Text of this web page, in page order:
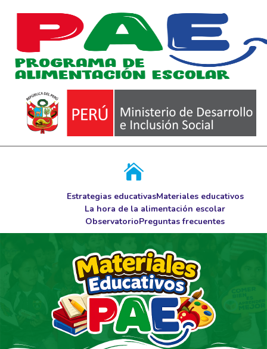
Estrategias educativasMateriales educativos
La hora de la alimentación escolar
ObservatorioPreguntas frecuentes